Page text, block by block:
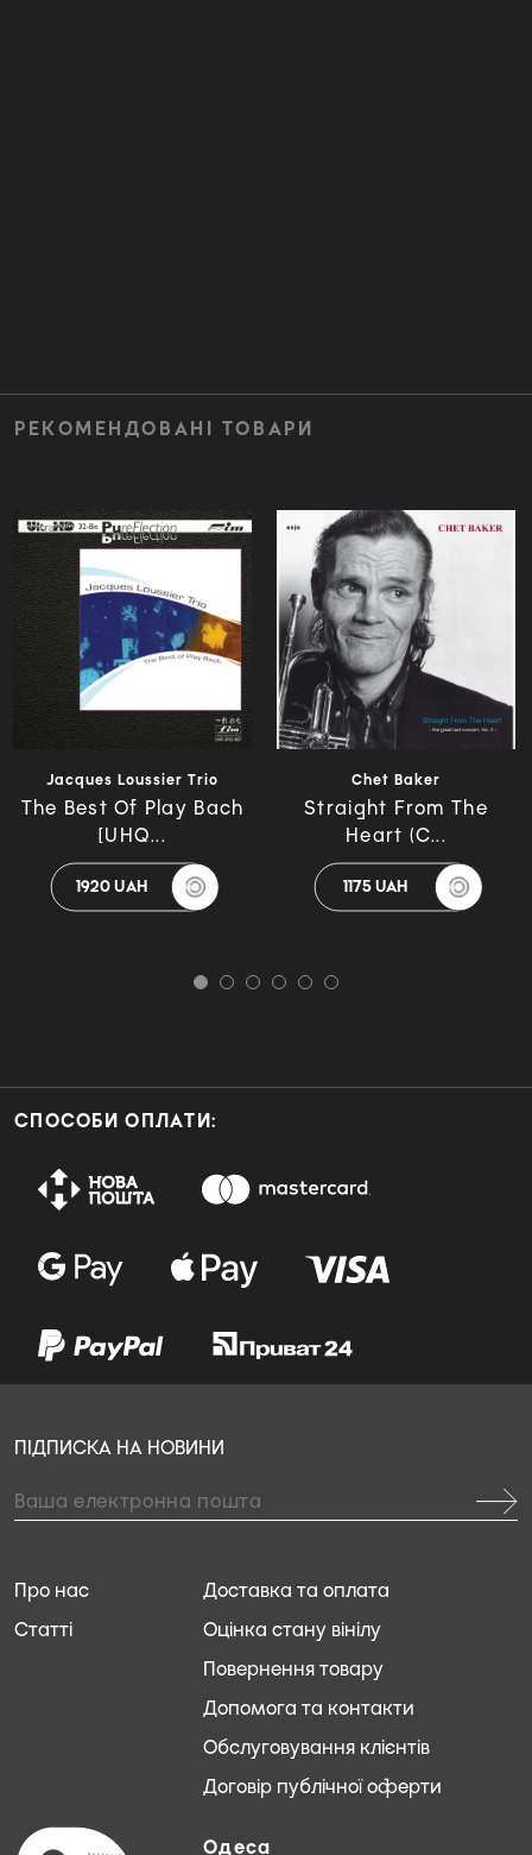
РЕКОМЕНДОВАНІ ТОВАРИ
Jacques Loussier Trio
The Best Of Play Bach
[UHQ...
1920 UAH
Chet Baker
Straight From The
Heart (C...
1175 UAH
СПОСОБИ ОПЛАТИ:
Одеса
Доставка та оплата
Оцінка стану вінілу
Повернення товару
Допомога та контакти
Обслуговування клієнтів
Договір публічної оферти
Про нас
Статті
ПІДПИСКА НА НОВИНИ